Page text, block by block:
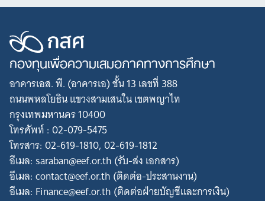
กองทุนเพื่อความเสมอภาคทางการศึกษา
อาคารเอส. พี. (อาคารเอ) ชั้น 13 เลขที่ 388
ถนนพหลโยธิน แขวงสามเสนใน เขตพญาไท
กรุงเทพมหานคร 10400
โทรศัพท์ : 02-079-5475
โทรสาร: 02-619-1810, 02-619-1812
อีเมล: saraban@eef.or.th (รับ-ส่ง เอกสาร)
อีเมล: contact@eef.or.th (ติดต่อ-ประสานงาน)
อีเมล: Finance@eef.or.th (ติดต่อฝ่ายบัญชีและการเงิน)